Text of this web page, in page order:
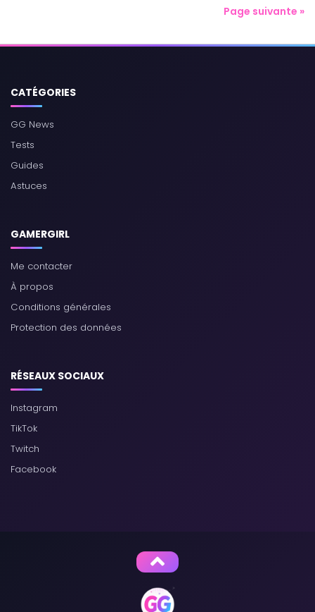
Page suivante »
CATÉGORIES
GG News
Tests
Guides
Astuces
GAMERGIRL
Me contacter
À propos
Conditions générales
Protection des données
RÉSEAUX SOCIAUX
Instagram
TikTok
Twitch
Facebook